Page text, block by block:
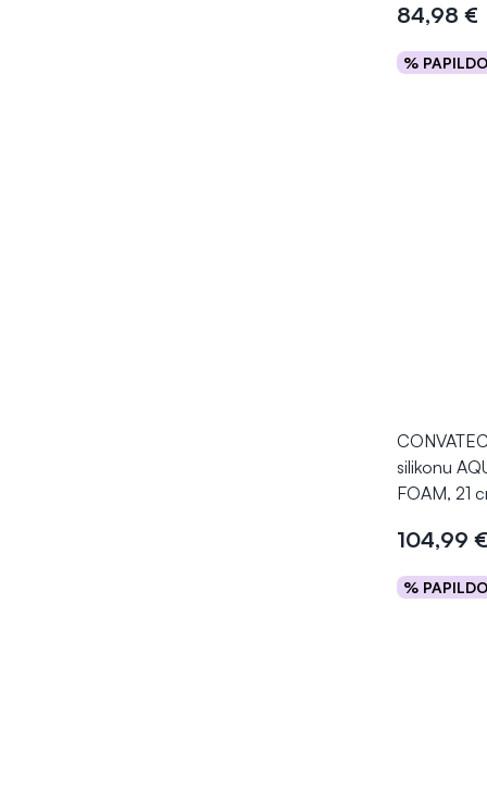
84,98 €
%
Į
silikonu
FOAM, 21
104,99 €
%
Į